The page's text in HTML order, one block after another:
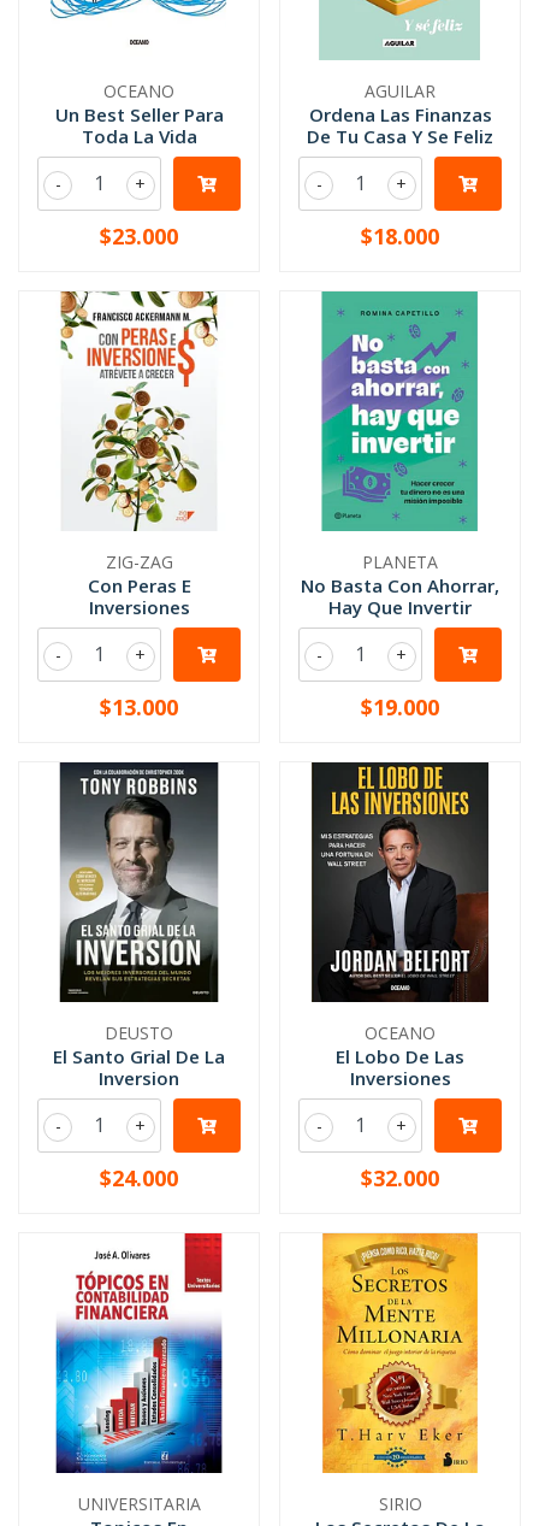
OCEANO
Un Best Seller Para
Toda La Vida
+
-
$23.000
AGUILAR
Ordena Las Finanzas
De Tu Casa Y Se Feliz
+
-
$18.000
ZIG-ZAG
Con Peras E
Inversiones
+
-
$13.000
PLANETA
No Basta Con Ahorrar,
Hay Que Invertir
+
-
$19.000
DEUSTO
El Santo Grial De La
Inversion
+
-
$24.000
OCEANO
El Lobo De Las
Inversiones
+
-
$32.000
UNIVERSITARIA SIRIO